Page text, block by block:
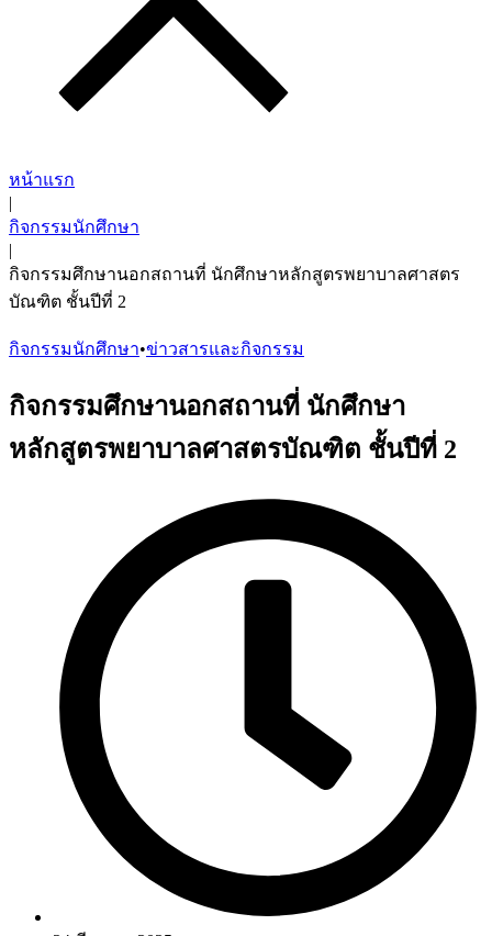
หน้าแรก
|
กิจกรรมนักศึกษา
|
กิจกรรมศึกษานอกสถานที่ นักศึกษาหลักสูตรพยาบาลศาสตร
บัณฑิต ชั้นปีที่ 2
กิจกรรมนักศึกษา•ข่าวสารและกิจกรรม
กิจกรรมศึกษานอกสถานที่ นักศึกษา
หลักสูตรพยาบาลศาสตรบัณฑิต ชั้นปีที่ 2